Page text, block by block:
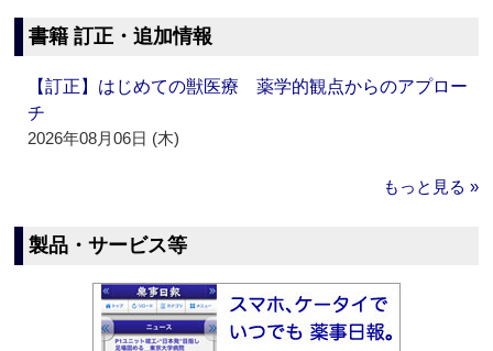
書籍 訂正・追加情報
【訂正】はじめての獣医療 薬学的観点からのアプロー
チ
2026年08月06日 (木)
もっと見る »
製品・サービス等